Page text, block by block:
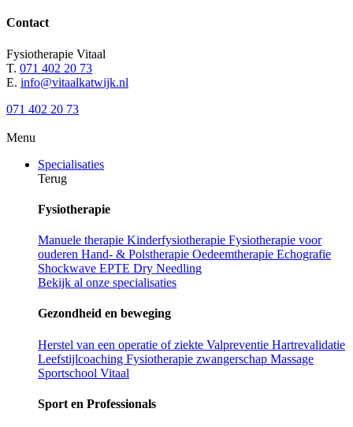
Contact
Fysiotherapie Vitaal
T. 071 402 20 73
E. info@vitaalkatwijk.nl
071 402 20 73
Menu
Specialisaties
Terug
Fysiotherapie
Manuele therapie Kinderfysiotherapie Fysiotherapie voor
ouderen Hand- & Polstherapie Oedeemtherapie Echografie
Shockwave EPTE Dry Needling
Bekijk al onze specialisaties
Gezondheid en beweging
Herstel van een operatie of ziekte Valpreventie Hartrevalidatie
Leefstijlcoaching Fysiotherapie zwangerschap Massage
Sportschool Vitaal
Sport en Professionals